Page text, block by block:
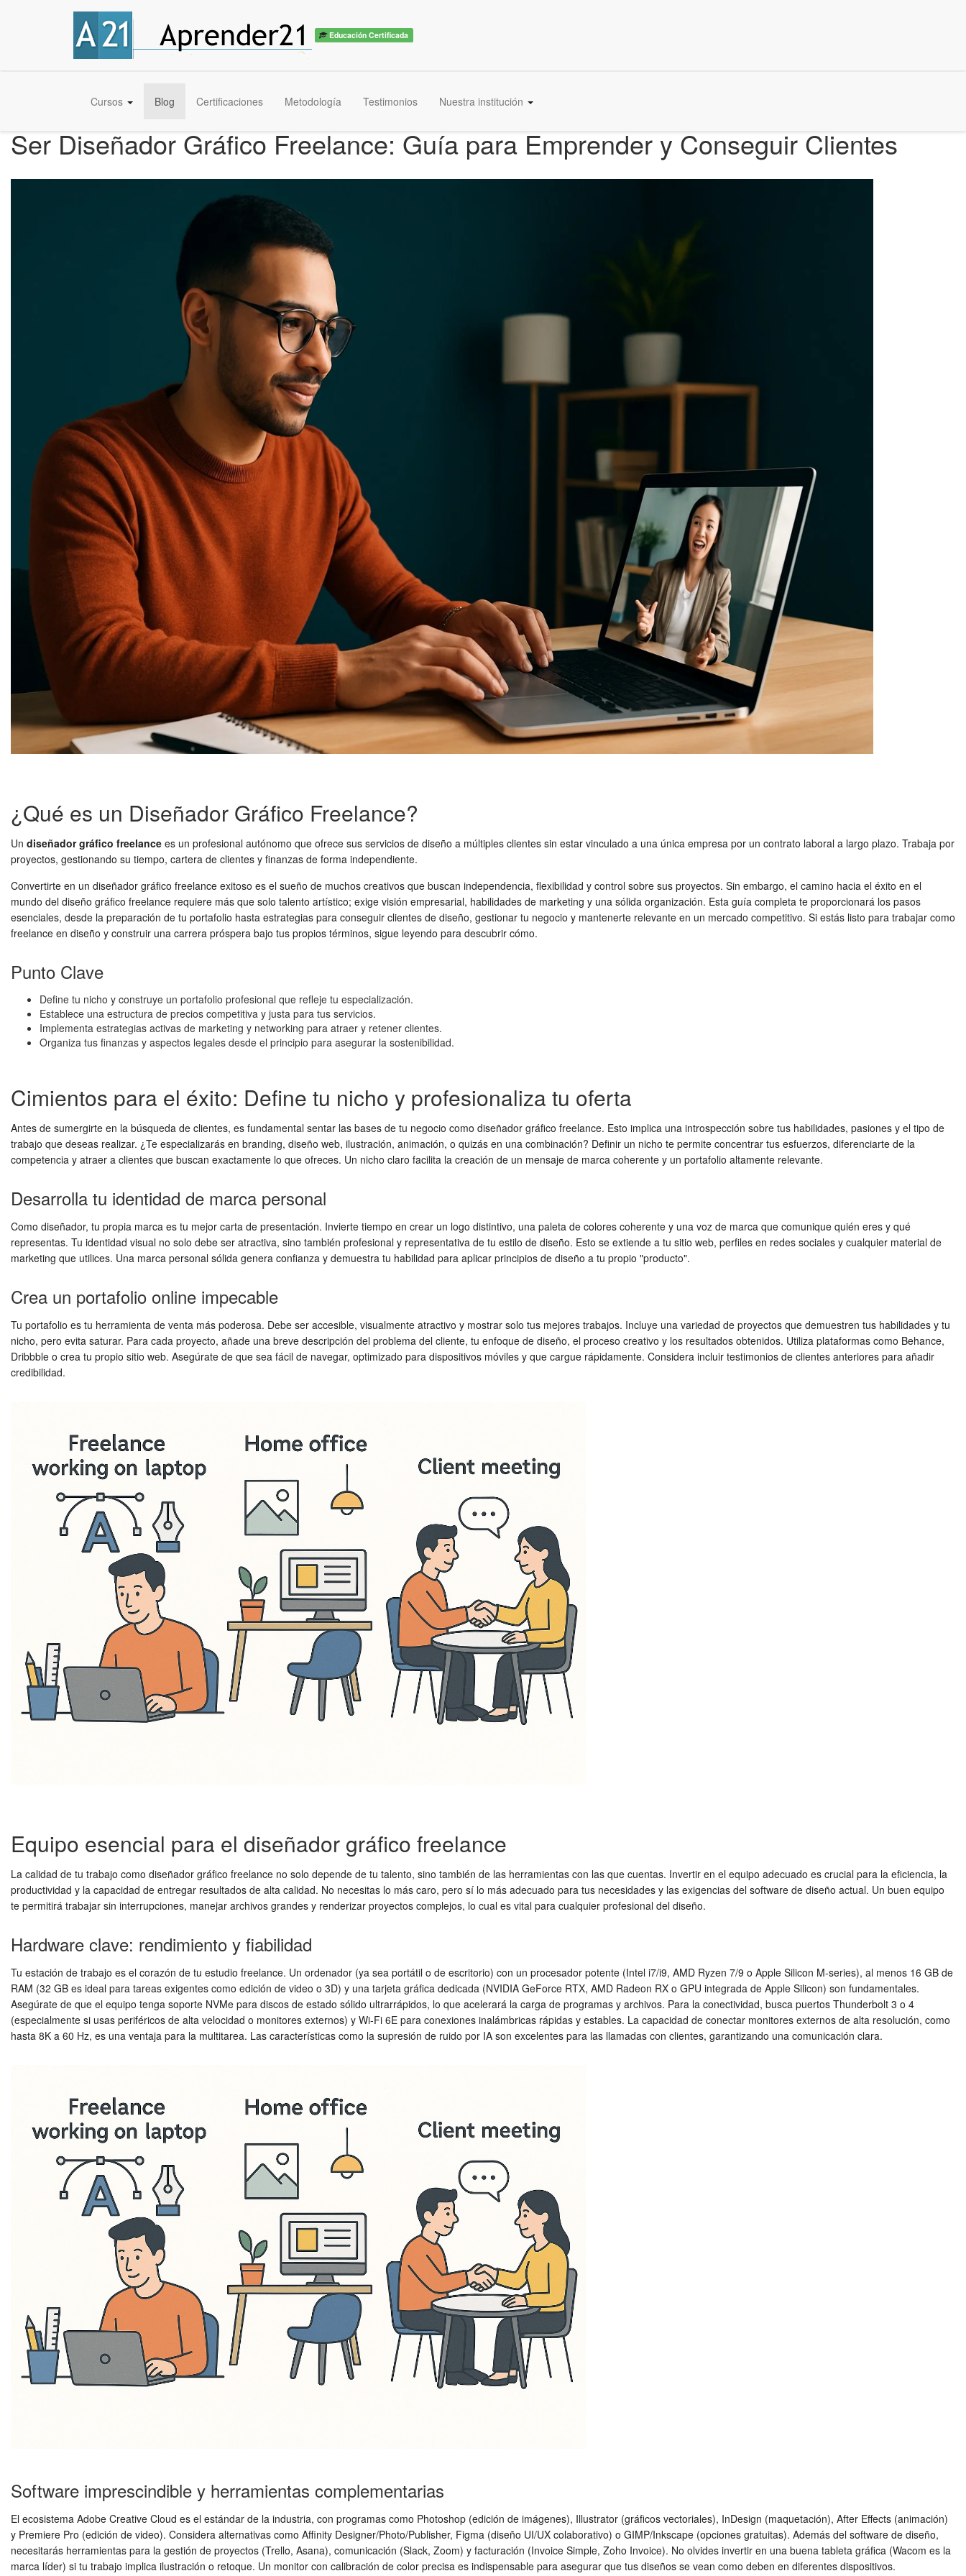
Educación Certificada
Cursos Blog Certificaciones Metodología Testimonios Nuestra institución
Ser Diseñador Gráfico Freelance: Guía para Emprender y Conseguir Clientes
¿Qué es un Diseñador Gráfico Freelance?
Un diseñador gráfico freelance es un profesional autónomo que ofrece sus servicios de diseño a múltiples clientes sin estar vinculado a una única empresa por un contrato laboral a largo plazo. Trabaja por
proyectos, gestionando su tiempo, cartera de clientes y finanzas de forma independiente.
Convertirte en un diseñador gráfico freelance exitoso es el sueño de muchos creativos que buscan independencia, flexibilidad y control sobre sus proyectos. Sin embargo, el camino hacia el éxito en el
mundo del diseño gráfico freelance requiere más que solo talento artístico; exige visión empresarial, habilidades de marketing y una sólida organización. Esta guía completa te proporcionará los pasos
esenciales, desde la preparación de tu portafolio hasta estrategias para conseguir clientes de diseño, gestionar tu negocio y mantenerte relevante en un mercado competitivo. Si estás listo para trabajar como
freelance en diseño y construir una carrera próspera bajo tus propios términos, sigue leyendo para descubrir cómo.
Punto Clave
Define tu nicho y construye un portafolio profesional que refleje tu especialización.
Establece una estructura de precios competitiva y justa para tus servicios.
Implementa estrategias activas de marketing y networking para atraer y retener clientes.
Organiza tus finanzas y aspectos legales desde el principio para asegurar la sostenibilidad.
Cimientos para el éxito: Define tu nicho y profesionaliza tu oferta
Antes de sumergirte en la búsqueda de clientes, es fundamental sentar las bases de tu negocio como diseñador gráfico freelance. Esto implica una introspección sobre tus habilidades, pasiones y el tipo de
trabajo que deseas realizar. ¿Te especializarás en branding, diseño web, ilustración, animación, o quizás en una combinación? Definir un nicho te permite concentrar tus esfuerzos, diferenciarte de la
competencia y atraer a clientes que buscan exactamente lo que ofreces. Un nicho claro facilita la creación de un mensaje de marca coherente y un portafolio altamente relevante.
Desarrolla tu identidad de marca personal
Como diseñador, tu propia marca es tu mejor carta de presentación. Invierte tiempo en crear un logo distintivo, una paleta de colores coherente y una voz de marca que comunique quién eres y qué
representas. Tu identidad visual no solo debe ser atractiva, sino también profesional y representativa de tu estilo de diseño. Esto se extiende a tu sitio web, perfiles en redes sociales y cualquier material de
marketing que utilices. Una marca personal sólida genera confianza y demuestra tu habilidad para aplicar principios de diseño a tu propio "producto".
Crea un portafolio online impecable
Tu portafolio es tu herramienta de venta más poderosa. Debe ser accesible, visualmente atractivo y mostrar solo tus mejores trabajos. Incluye una variedad de proyectos que demuestren tus habilidades y tu
nicho, pero evita saturar. Para cada proyecto, añade una breve descripción del problema del cliente, tu enfoque de diseño, el proceso creativo y los resultados obtenidos. Utiliza plataformas como Behance,
Dribbble o crea tu propio sitio web. Asegúrate de que sea fácil de navegar, optimizado para dispositivos móviles y que cargue rápidamente. Considera incluir testimonios de clientes anteriores para añadir
credibilidad.
Equipo esencial para el diseñador gráfico freelance
La calidad de tu trabajo como diseñador gráfico freelance no solo depende de tu talento, sino también de las herramientas con las que cuentas. Invertir en el equipo adecuado es crucial para la eficiencia, la
productividad y la capacidad de entregar resultados de alta calidad. No necesitas lo más caro, pero sí lo más adecuado para tus necesidades y las exigencias del software de diseño actual. Un buen equipo
te permitirá trabajar sin interrupciones, manejar archivos grandes y renderizar proyectos complejos, lo cual es vital para cualquier profesional del diseño.
Hardware clave: rendimiento y fiabilidad
Tu estación de trabajo es el corazón de tu estudio freelance. Un ordenador (ya sea portátil o de escritorio) con un procesador potente (Intel i7/i9, AMD Ryzen 7/9 o Apple Silicon M-series), al menos 16 GB de
RAM (32 GB es ideal para tareas exigentes como edición de video o 3D) y una tarjeta gráfica dedicada (NVIDIA GeForce RTX, AMD Radeon RX o GPU integrada de Apple Silicon) son fundamentales.
Asegúrate de que el equipo tenga soporte NVMe para discos de estado sólido ultrarrápidos, lo que acelerará la carga de programas y archivos. Para la conectividad, busca puertos Thunderbolt 3 o 4
(especialmente si usas periféricos de alta velocidad o monitores externos) y Wi-Fi 6E para conexiones inalámbricas rápidas y estables. La capacidad de conectar monitores externos de alta resolución, como
hasta 8K a 60 Hz, es una ventaja para la multitarea. Las características como la supresión de ruido por IA son excelentes para las llamadas con clientes, garantizando una comunicación clara.
Software imprescindible y herramientas complementarias
El ecosistema Adobe Creative Cloud es el estándar de la industria, con programas como Photoshop (edición de imágenes), Illustrator (gráficos vectoriales), InDesign (maquetación), After Effects (animación)
y Premiere Pro (edición de video). Considera alternativas como Affinity Designer/Photo/Publisher, Figma (diseño UI/UX colaborativo) o GIMP/Inkscape (opciones gratuitas). Además del software de diseño,
necesitarás herramientas para la gestión de proyectos (Trello, Asana), comunicación (Slack, Zoom) y facturación (Invoice Simple, Zoho Invoice). No olvides invertir en una buena tableta gráfica (Wacom es la
marca líder) si tu trabajo implica ilustración o retoque. Un monitor con calibración de color precisa es indispensable para asegurar que tus diseños se vean como deben en diferentes dispositivos.